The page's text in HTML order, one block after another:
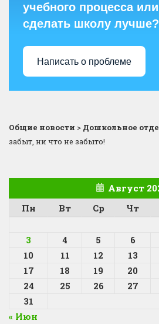
учебного процесса
сделать школу лучше?
Написать о проблеме
Общие новости > Дошкольное
забыт, ни что не забыто!
Август
Пн
Вт Ср Чт
3
4 5 6
10
11 12 13
17
18 19 20
24
25 26 27
31
« Июн